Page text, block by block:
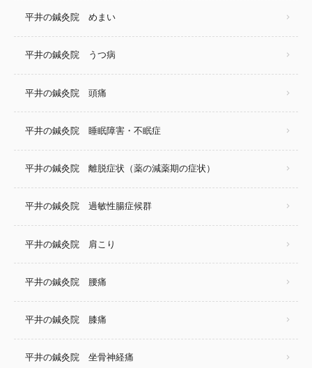
平井の鍼灸院 めまい
平井の鍼灸院 うつ病
平井の鍼灸院 頭痛
平井の鍼灸院 睡眠障害・不眠症
平井の鍼灸院 離脱症状（薬の減薬期の症状）
平井の鍼灸院 過敏性腸症候群
平井の鍼灸院 肩こり
平井の鍼灸院 腰痛
平井の鍼灸院 膝痛
平井の鍼灸院 坐骨神経痛